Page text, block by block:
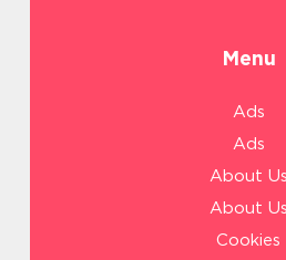
Menu
Ads
Ads
About Us
About Us
Cookies